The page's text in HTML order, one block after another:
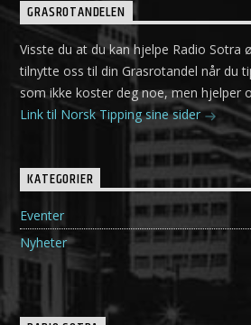
GRASROTANDELEN
Visste du at du kan hjelpe Radio Sotra
tilnytte oss til din Grasrotandel når du
som ikke koster deg noe, men hjelper
Link til Norsk Tipping sine sider
KATEGORIER
Eventer
Nyheter